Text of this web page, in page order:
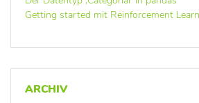
Getting started mit Reinforcement
ARCHIV